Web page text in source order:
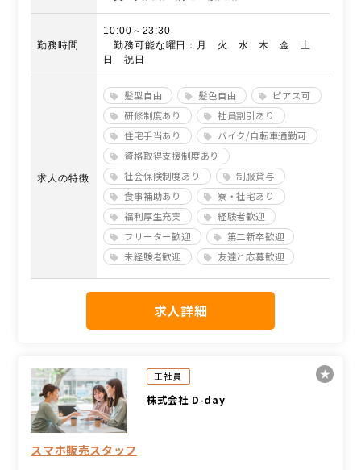
勤務時間
10:00～23:30
勤務可能な曜日：月 火 水 木 金 土
日 祝日
求人の特徴
髪型自由 髪色自由
ピアス可
研修制度あり
社員割引あり
住宅手当あり
バイク/自転車通勤可
資格取得支援制度あり
社会保険制度あり
制服貸与
食事補助あり
寮・社宅あり
福利厚生充実
経験者歓迎
フリーター歓迎
第二新卒歓迎
未経験者歓迎
友達と応募歓迎
求人詳細
正社員
株式会社 D-day
スマホ販売スタッフ